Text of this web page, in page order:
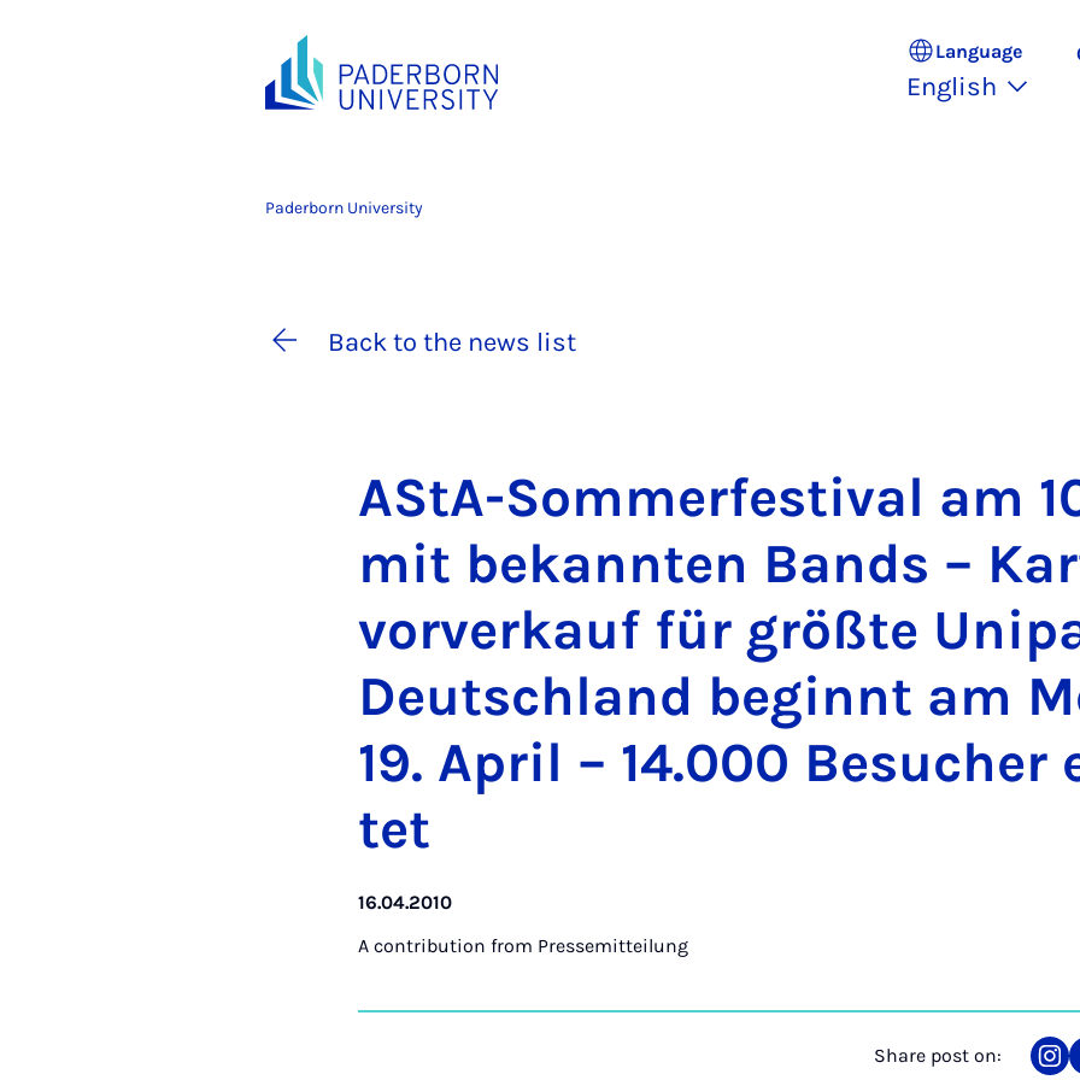
Language
English
Paderborn University
Back to the news list
AStA-Som­mer­fest­iv­al am
mit bekan­nten Bands –
vorverkauf für größte
Deutsch­land be­gin­nt am
19. April – 14.000
tet
16.04.2010
A contribution from Pressemitteilung
Share post on: